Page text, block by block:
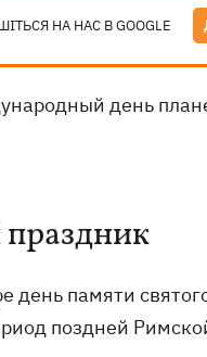
НА НАС В GOOGLE
день
день памяти
поздней